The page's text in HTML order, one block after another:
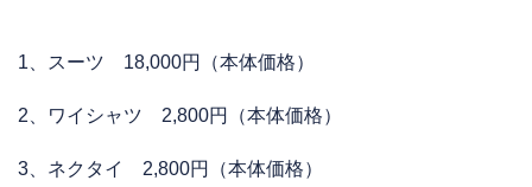
1、スーツ 18,000円（本体価格）
2、ワイシャツ 2,800円（本体価格）
3、ネクタイ 2,800円（本体価格）